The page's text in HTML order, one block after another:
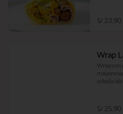
S/ 23.90
Wrap
Wrap con
cebolla
S/ 25.90